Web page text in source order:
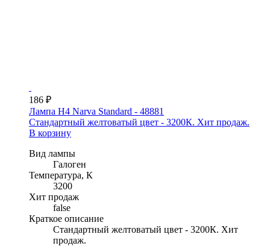
186 ₽
Лампа H4 Narva Standard - 48881
Стандартный желтоватый цвет - 3200К. Хит продаж.
В корзину
Вид лампы
Галоген
Температура, К
3200
Хит продаж
false
Краткое описание
Стандартный желтоватый цвет - 3200К. Хит
продаж.